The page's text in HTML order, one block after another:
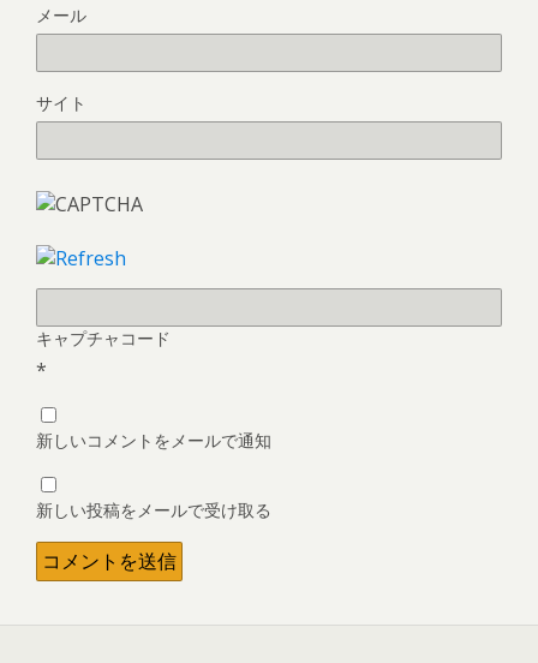
メール
サイト
キャプチャコード
*
新しいコメントをメールで通知
新しい投稿をメールで受け取る